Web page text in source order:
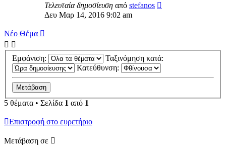
Τελευταία δημοσίευση από stefanos
Δευ Μαρ 14, 2016 9:02 am
Νέο Θέμα
Εμφάνιση:
Ταξινόμηση κατά:
Κατεύθυνση:
5 θέματα • Σελίδα 1 από 1
Επιστροφή στο ευρετήριο
Μετάβαση σε